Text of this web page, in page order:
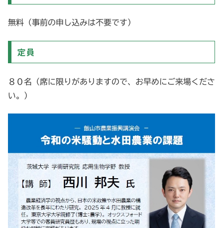
無料（事前の申し込みは不要です）
定員
８０名（席に限りがありますので、お早めにご来場くださ
い。）